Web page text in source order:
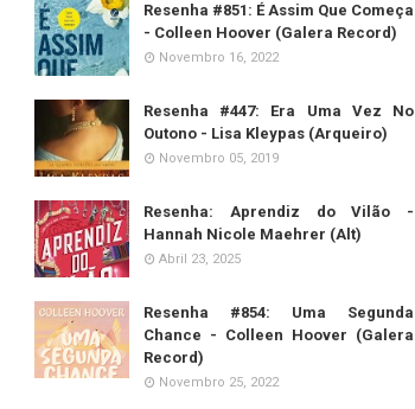
Resenha #851: É Assim Que Começa
- Colleen Hoover (Galera Record)
Novembro 16, 2022
Resenha #447: Era Uma Vez No
Outono - Lisa Kleypas (Arqueiro)
Novembro 05, 2019
Resenha: Aprendiz do Vilão -
Hannah Nicole Maehrer (Alt)
Abril 23, 2025
Resenha #854: Uma Segunda
Chance - Colleen Hoover (Galera
Record)
Novembro 25, 2022